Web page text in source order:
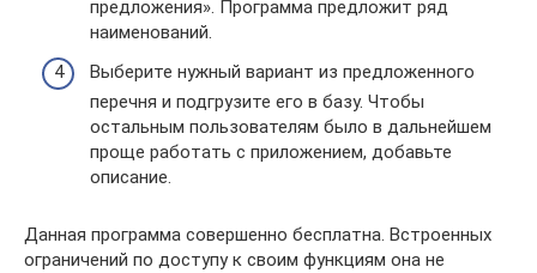
предложения». Программа предложит ряд
наименований.
Выберите нужный вариант из предложенного
перечня и подгрузите его в базу. Чтобы
остальным пользователям было в дальнейшем
проще работать с приложением, добавьте
описание.
Данная программа совершенно бесплатна. Встроенных
ограничений по доступу к своим функциям она не